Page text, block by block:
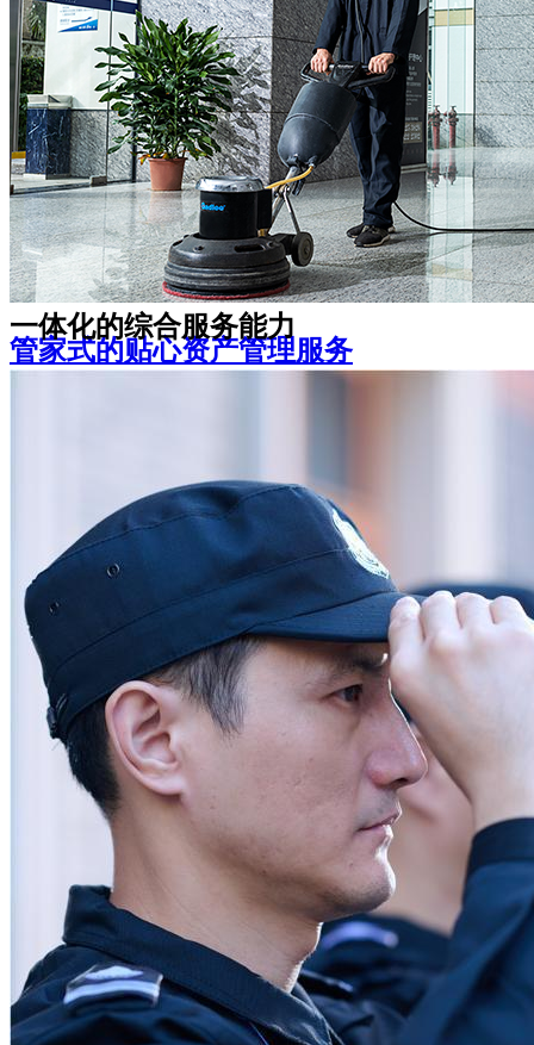
机关事业单位
教育院校
管家式的贴心资产管理服务
散售办公楼
一体化的综合服务能力